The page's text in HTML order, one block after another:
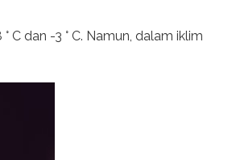
C dan -3 ° C. Namun, dalam iklim